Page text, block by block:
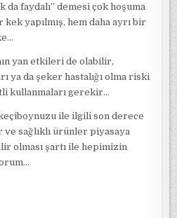
faydalı” demesi çok hoşuma
yapılmış, hem daha ayrı bir
yan etkileri de olabilir,
ya da şeker hastalığı olma riski
kullanmaları gerekir…
ile ilgili son derece
ve sağlıklı ürünler piyasaya
olması şartı ile hepimizin